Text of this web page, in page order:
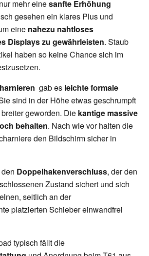
mehr einesanfte Erhöhung
gesehen ein klares Plus und
eine nahezu nahtloses
Displayszu gewährleisten. Staub
haben so keine Chance sich im
gab es leichte formale
sind in der Höhe etwas geschrumpft
geworden. Die kantige massive
behalten. Nach wie vor halten die
den Bildschirm sicher in
Doppelhakenverschluss, der den
Zustand sichert und sich
seitlich an der
platzierten Schieber einwandfrei
typisch fällt die